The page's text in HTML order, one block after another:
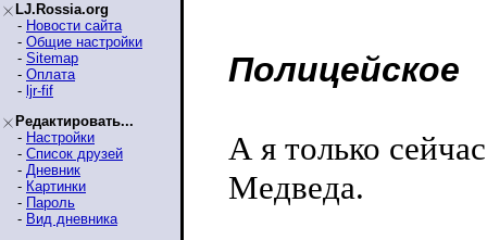
LJ.Rossia.org
- Новости сайта
- Общие настройки
- Sitemap
- Оплата
- ljr-fif
Редактировать...
- Настройки
- Список друзей
- Дневник
- Картинки
- Пароль
- Вид дневника
Полицейское
А я только
Медведа.